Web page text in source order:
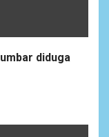
diduga